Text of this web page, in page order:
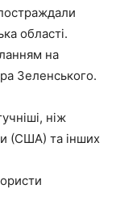
області.
на
Зеленського.
ніж
(США) та інших